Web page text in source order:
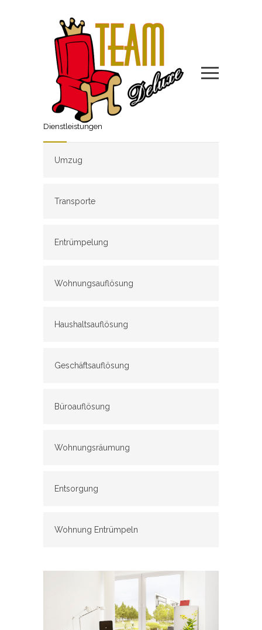
Dienstleistungen
Umzug
Transporte
Entrümpelung
Wohnungsauflösung
Haushaltsauflösung
Geschäftsauflösung
Büroauflösung
Wohnungsräumung
Entsorgung
Wohnung Entrümpeln